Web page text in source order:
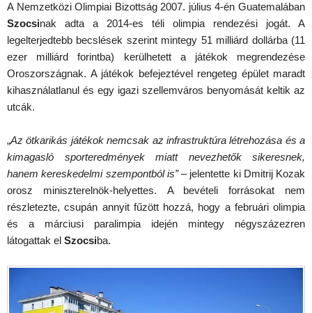
A Nemzetközi Olimpiai Bizottság 2007. július 4-én Guatemalában
Szocsinak adta a 2014-es téli olimpia rendezési jogát. A
legelterjedtebb becslések szerint mintegy 51 milliárd dollárba (11
ezer milliárd forintba) kerülhetett a játékok megrendezése
Oroszországnak. A játékok befejeztével rengeteg épület maradt
kihasználatlanul és egy igazi szellemváros benyomását keltik az
utcák.
„Az ötkarikás játékok nemcsak az infrastruktúra létrehozása és a
kimagasló sporteredmények miatt nevezhetők sikeresnek,
hanem kereskedelmi szempontból is”– jelentette ki Dmitrij Kozak
orosz miniszterelnök-helyettes. A bevételi forrásokat nem
részletezte, csupán annyit fűzött hozzá, hogy a februári olimpia
és a márciusi paralimpia idején mintegy négyszázezren
látogattak el Szocsiba.